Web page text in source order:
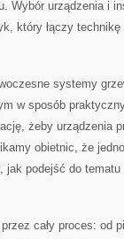
Wybór urządzenia i
który łączy
systemy
w sposób
żeby urządzenia
obietnic, że
jak podejść do
cały proces: od